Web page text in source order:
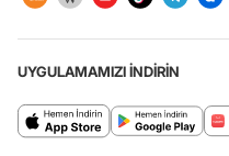
UYGULAMAMIZI İNDİRİN